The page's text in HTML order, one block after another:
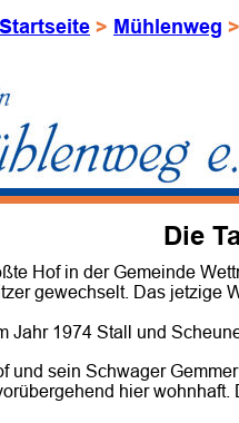
Die
Hof in der Gemeinde
gewechselt. Das jetzige
Jahr 1974 Stall und
und sein Schwager
hier
Startseite > Mühlenweg